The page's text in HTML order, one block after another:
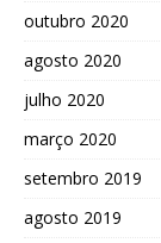
outubro 2020
agosto 2020
julho 2020
março 2020
setembro 2019
agosto 2019